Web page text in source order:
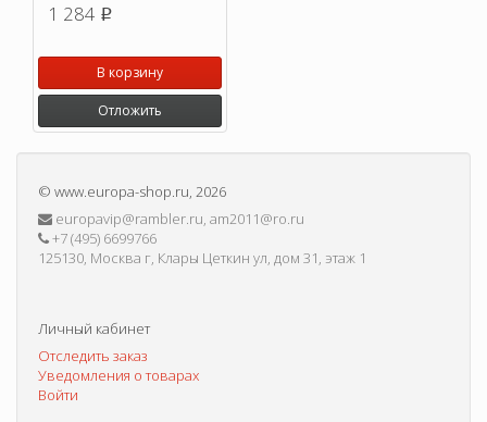
1 284 p
В корзину
Отложить
© www.europa-shop.ru, 2026
europavip@rambler.ru, am2011@ro.ru
+7 (495) 6699766
125130, Москва г, Клары Цеткин ул, дом 31, этаж 1
Личный кабинет
Отследить заказ
Уведомления о товарах
Войти